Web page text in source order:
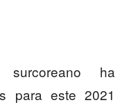
ha
para este 2021